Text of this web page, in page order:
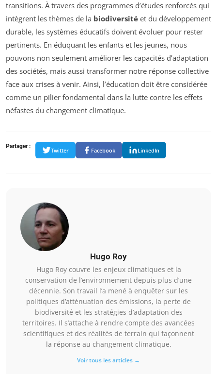
transitions. À travers des programmes d’études renforcés qui
intègrent les thèmes de la biodiversité et du développement
durable, les systèmes éducatifs doivent évoluer pour rester
pertinents. En éduquant les enfants et les jeunes, nous
pouvons non seulement améliorer les capacités d’adaptation
des sociétés, mais aussi transformer notre réponse collective
face aux crises à venir. Ainsi, l’éducation doit être considérée
comme un pilier fondamental dans la lutte contre les effets
néfastes du changement climatique.
Partager :
Twitter Facebook LinkedIn
Hugo Roy
Hugo Roy couvre les enjeux climatiques et la
conservation de l’environnement depuis plus d’une
décennie. Son travail l’a mené à enquêter sur les
politiques d’atténuation des émissions, la perte de
biodiversité et les stratégies d’adaptation des
territoires. Il s’attache à rendre compte des avancées
scientifiques et des réalités de terrain qui façonnent
la réponse au changement climatique.
Voir tous les articles →